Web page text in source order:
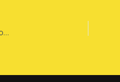
La maggior parte delle radio non sa cosa sta vendendo agli sponsor. Tu lo sai?